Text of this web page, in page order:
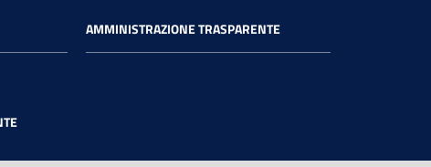
AMMINISTRAZIONE TRASPARENTE